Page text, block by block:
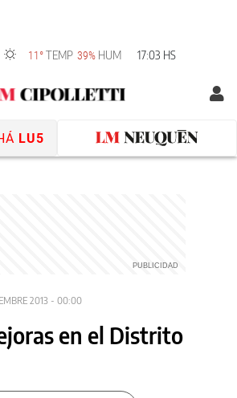
11° TEMP 39% HUM 17:03 HS
LU5
2013 - 00:00
en el Distrito